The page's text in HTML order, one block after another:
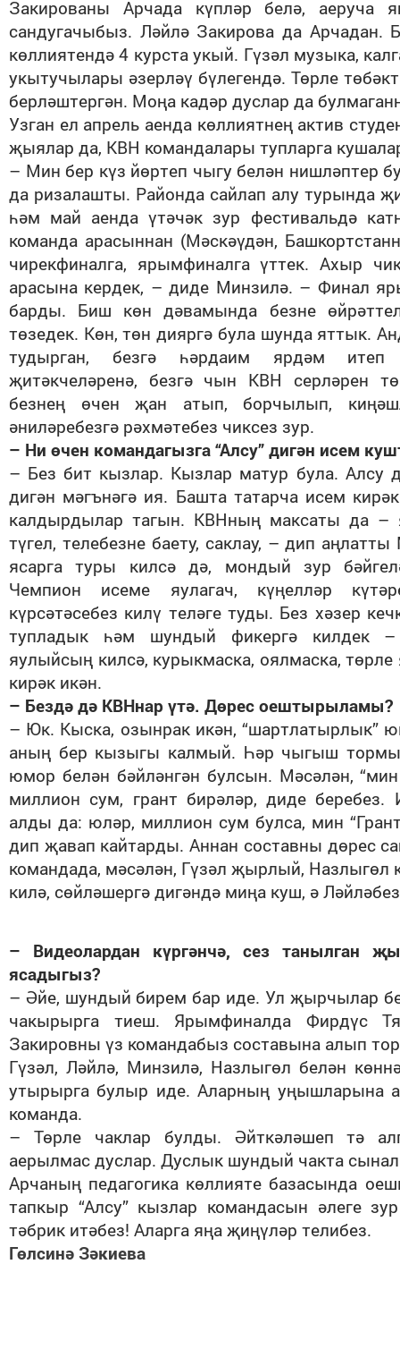
Закированы Арчада күпләр белә, аеруча
сандугачыбыз. Ләйлә Закирова да Арчадан.
көллиятендә 4 курста укый. Гүзәл музыка,
укытучылары әзерләү бүлегендә. Төрле
берләштергән. Моңа кадәр дуслар да
Узган ел апрель аенда көллиятнең актив
җыялар да, КВН командалары тупларга
– Мин бер күз йөртеп чыгу белән нишләптер
да ризалашты. Районда сайлап алу турында
һәм май аенда үтәчәк зур фестивальдә
команда арасыннан (Мәскәүдән,
чирекфиналга, ярымфиналга үттек. Ахыр
арасына кердек, – диде Минзилә. – Финал
барды. Биш көн дәвамында безне
төзедек. Көн, төн дияргә була шунда яттык.
тудырган, безгә һәрдаим ярдәм итеп
җитәкчеләренә, безгә чын КВН серләрен
безнең өчен җан атып, борчылып,
әниләребезгә рәхмәтебез чиксез зур.
– Ни өчен командагызга “Алсу” дигән исем
– Без бит кызлар. Кызлар матур була. Алсу
дигән мәгънәгә ия. Башта татарча исем
калдырдылар тагын. КВНның максаты да –
түгел, телебезне баету, саклау, – дип
ясарга туры килсә дә, мондый зур
Чемпион исеме яулагач, күңелләр
күрсәтәсебез килү теләге туды. Без хәзер
тупладык һәм шундый фикергә килдек
яулыйсың килсә, курыкмаска, оялмаска, төрле
кирәк икән.
– Бездә дә КВНнар үтә. Дөрес оештырыламы?
– Юк. Кыска, озынрак икән, “шартлатырлык”
аның бер кызыгы калмый. Һәр чыгыш
юмор белән бәйләнгән булсын. Мәсәлән,
миллион сум, грант бирәләр, диде беребез.
алды да: юләр, миллион сум булса, мин
дип җавап кайтарды. Аннан составны дөрес
командада, мәсәлән, Гүзәл җырлый, Назлыгөл
килә, сөйләшергә дигәндә миңа куш, ә
– Видеолардан күргәнчә, сез танылган
ясадыгыз?
– Әйе, шундый бирем бар иде. Ул җырчылар
чакырырга тиеш. Ярымфиналда Фирдүс
Закировны үз командабыз составына алып
Гүзәл, Ләйлә, Минзилә, Назлыгөл белән
утырырга булыр иде. Аларның
команда.
– Төрле чаклар булды. Әйткәләшеп тә
аерылмас дуслар. Дуслык шундый чакта
Арчаның педагогика көллияте базасында
тапкыр “Алсу” кызлар командасын әлеге
тәбрик итәбез! Аларга яңа җиңүләр телибез.
Гөлсинә Зәкиева